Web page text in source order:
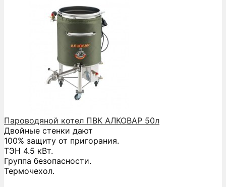
Пароводяной котел ПВК АЛКОВАР 50л
Двойные стенки дают
100% защиту от пригорания.
ТЭН 4.5 кВт.
Группа безопасности.
Термочехол.